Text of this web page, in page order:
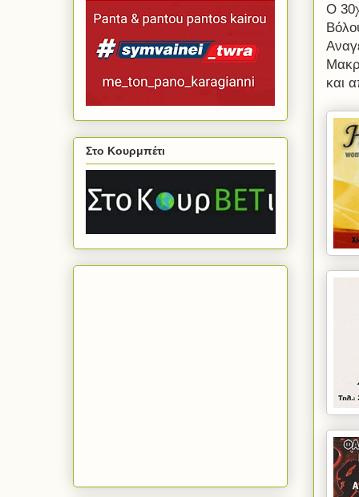
Ο
και
Στο Κουρμπέτι